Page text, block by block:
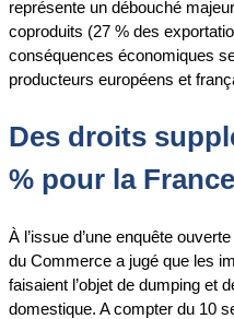
représente un débouché
coproduits (27 % des
conséquences économiques
producteurs européens et
Des droits
% pour la France
À l’issue d’une enquête
du Commerce a jugé que les
faisaient l’objet de dumping et
domestique. A compter du 10